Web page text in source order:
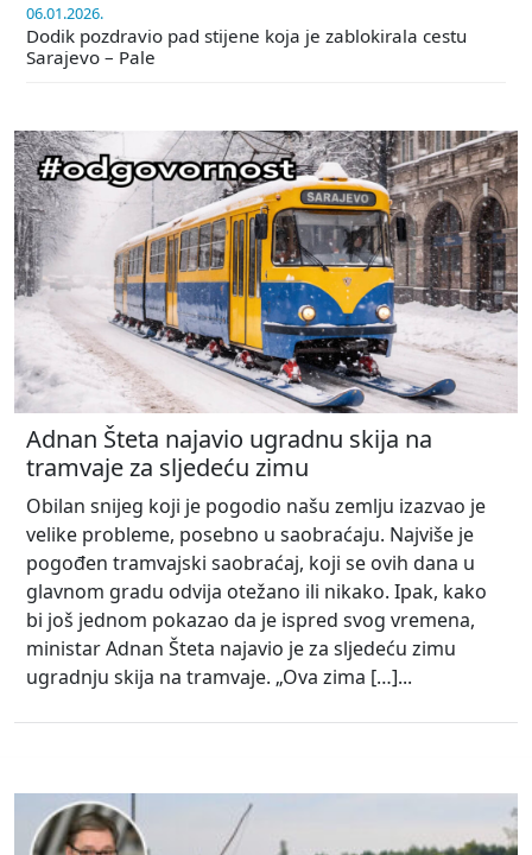
06.01.2026.
Dodik pozdravio pad stijene koja je zablokirala cestu
Sarajevo – Pale
Adnan Šteta najavio ugradnu skija na
tramvaje za sljedeću zimu
Obilan snijeg koji je pogodio našu zemlju izazvao je
velike probleme, posebno u saobraćaju. Najviše je
pogođen tramvajski saobraćaj, koji se ovih dana u
glavnom gradu odvija otežano ili nikako. Ipak, kako
bi još jednom pokazao da je ispred svog vremena,
ministar Adnan Šteta najavio je za sljedeću zimu
ugradnju skija na tramvaje. „Ova zima […]...